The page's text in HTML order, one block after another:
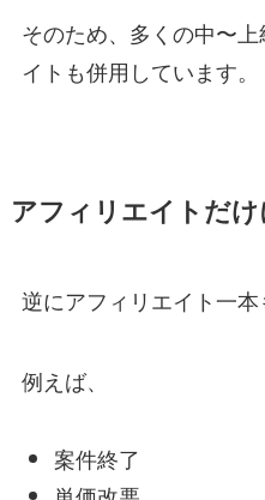
そのため、多くの中〜
イトも併用しています。
アフィリエイトだ
逆にアフィリエイト一本
例えば、
案件終了